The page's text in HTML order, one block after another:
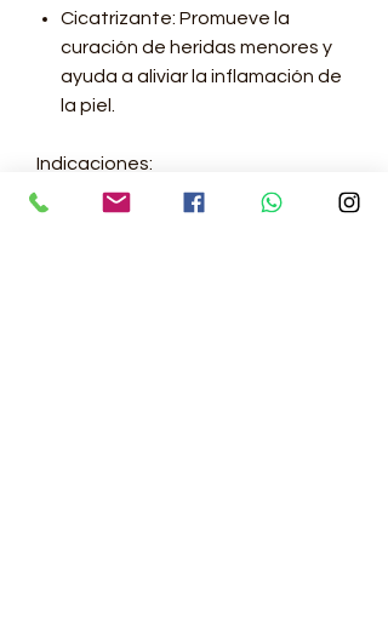
Cicatrizante: Promueve la
curación de heridas menores y
ayuda a aliviar la inflamación de
la piel.
Indicaciones: